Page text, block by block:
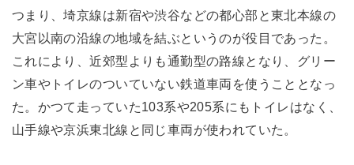
つまり、埼京線は新宿や渋谷などの都心部と東北本線の
大宮以南の沿線の地域を結ぶというのが役目であった。
これにより、近郊型よりも通勤型の路線となり、グリー
ン車やトイレのついていない鉄道車両を使うこととなっ
た。かつて走っていた103系や205系にもトイレはなく、
山手線や京浜東北線と同じ車両が使われていた。